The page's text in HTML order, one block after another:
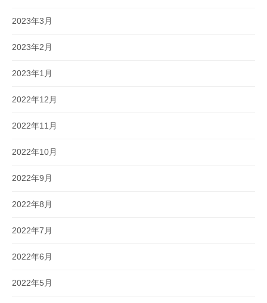
2023年3月
2023年2月
2023年1月
2022年12月
2022年11月
2022年10月
2022年9月
2022年8月
2022年7月
2022年6月
2022年5月